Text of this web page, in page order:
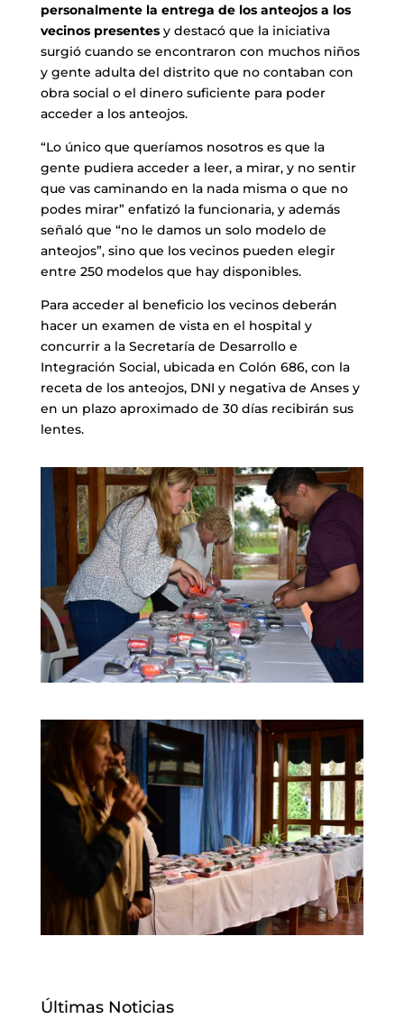
personalmente la entrega de los anteojos a los
vecinos presentesy destacó que la iniciativa
surgió cuando se encontraron con muchos niños
y gente adulta del distrito que no contaban con
obra social o el dinero suficiente para poder
acceder a los anteojos.
“Lo único que queríamos nosotros es que la
gente pudiera acceder a leer, a mirar, y no sentir
que vas caminando en la nada misma o que no
podes mirar” enfatizó la funcionaria, y además
señaló que “no le damos un solo modelo de
anteojos”, sino que los vecinos pueden elegir
entre 250 modelos que hay disponibles.
Para acceder al beneficio los vecinos deberán
hacer un examen de vista en el hospital y
concurrir a la Secretaría de Desarrollo e
Integración Social, ubicada en Colón 686, con la
receta de los anteojos, DNI y negativa de Anses y
en un plazo aproximado de 30 días recibirán sus
lentes.
Últimas Noticias